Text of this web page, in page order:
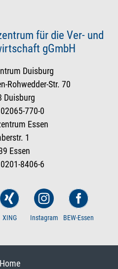
für die Ver- und
gGmbH
Duisburg
Rohwedder-Str. 70
Duisburg
770-0
Essen
1
Essen
8406-6
XING Instagram BEW-Essen
Home